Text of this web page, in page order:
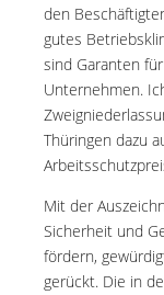
den
gutes
sind Garanten
Unternehmen.
Thüringen dazu
Mit der
Sicherheit und
fördern,
gerückt. Die in